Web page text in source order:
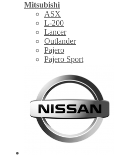
Mitsubishi
ASX
L-200
Lancer
Outlander
Pajero
Pajero Sport